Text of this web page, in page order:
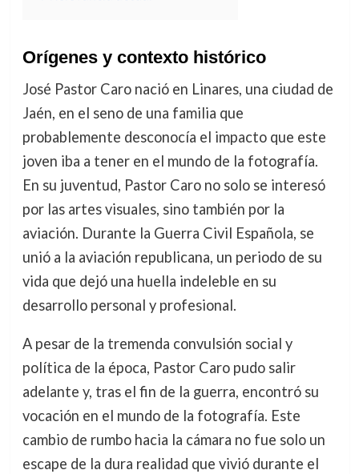
Orígenes y contexto histórico
José Pastor Caro nació en Linares, una ciudad de
Jaén, en el seno de una familia que
probablemente desconocía el impacto que este
joven iba a tener en el mundo de la fotografía.
En su juventud, Pastor Caro no solo se interesó
por las artes visuales, sino también por la
aviación. Durante la Guerra Civil Española, se
unió a la aviación republicana, un periodo de su
vida que dejó una huella indeleble en su
desarrollo personal y profesional.
A pesar de la tremenda convulsión social y
política de la época, Pastor Caro pudo salir
adelante y, tras el fin de la guerra, encontró su
vocación en el mundo de la fotografía. Este
cambio de rumbo hacia la cámara no fue solo un
escape de la dura realidad que vivió durante el